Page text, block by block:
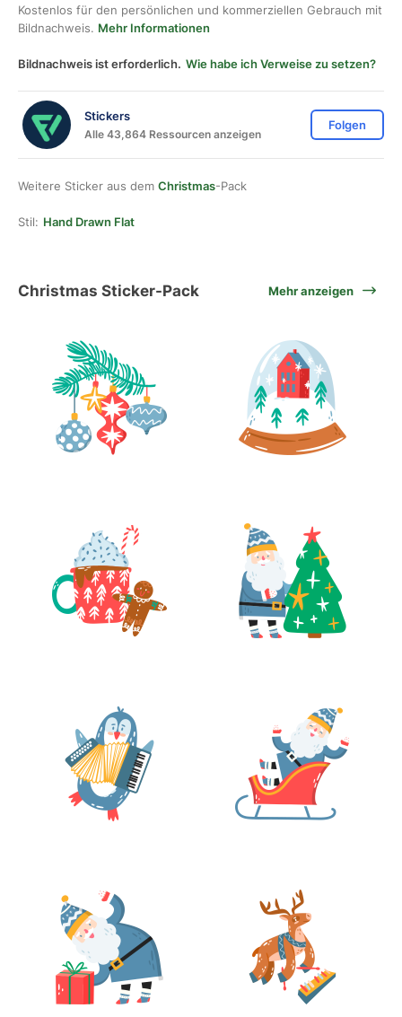
Kostenlos für den persönlichen und kommerziellen Gebrauch mit
Bildnachweis. Mehr Informationen
Bildnachweis ist erforderlich. Wie habe ich Verweise zu setzen?
Stickers
Alle 43,864 Ressourcen anzeigen
Folgen
Weitere Sticker aus dem Christmas-Pack
Stil: Hand Drawn Flat
Christmas Sticker-Pack Mehr anzeigen